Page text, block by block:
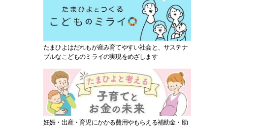
たまひよはだれもが産み育てやすい社会と、サステナ
ブルなこどものミライの実現をめざします
妊娠・出産・育児にかかる費用やもらえる補助金・助